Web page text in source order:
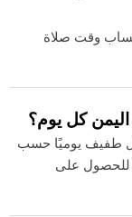
وقت صلاة
كل يوم؟
طفيف يوميًا حسب
للحصول على